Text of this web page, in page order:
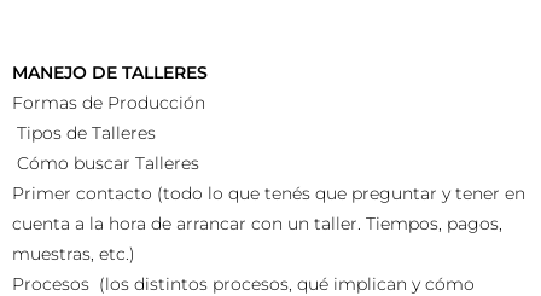
MANEJO DE TALLERES
Formas de Producción
​ Tipos de Talleres
​ Cómo buscar Talleres
Primer contacto (todo lo que tenés que preguntar y tener en
cuenta a la hora de arrancar con un taller. Tiempos, pagos,
muestras, etc.)
Procesos (los distintos procesos, qué implican y cómo